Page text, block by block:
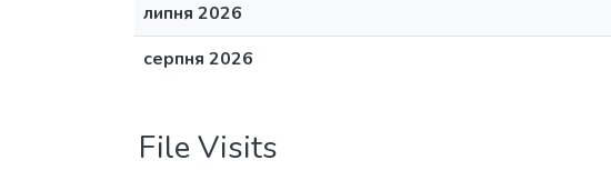
липня 2026
серпня 2026
File Visits